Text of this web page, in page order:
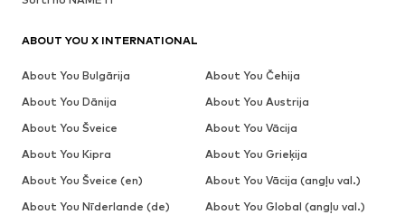
ABOUT YOU X INTERNATIONAL
About You Bulgārija
About You Čehija
About You Dānija
About You Austrija
About You Šveice
About You Vācija
About You Kipra
About You Grieķija
About You Šveice (en)
About You Vācija (angļu val.)
About You Nīderlande (de)
About You Global (angļu val.)